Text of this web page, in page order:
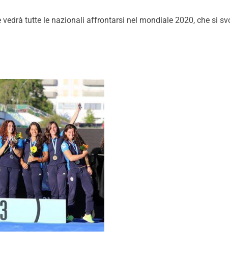
vedrà tutte le nazionali affrontarsi nel mondiale 2020, che si